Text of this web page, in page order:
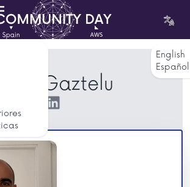
English
Español
Joan Gaztelu